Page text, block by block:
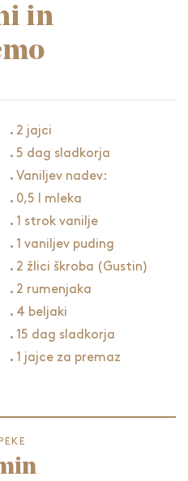
in
2 jajci
5 dag sladkorja
Vaniljev nadev:
0,5 l mleka
1 strok vanilje
1 vaniljev puding
2 žlici škroba (Gustin)
2 rumenjaka
4 beljaki
15 dag sladkorja
1 jajce za premaz